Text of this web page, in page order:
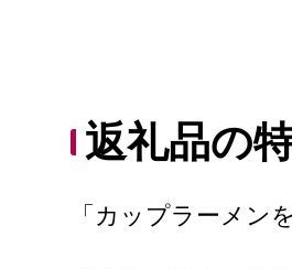
返礼品の
「カップラーメン